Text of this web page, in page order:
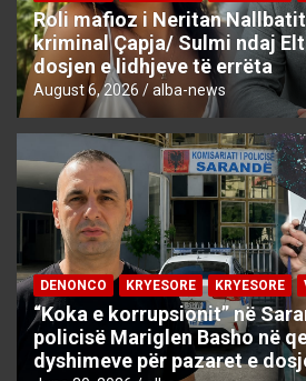
Roli mafioz i Neritan
kriminal Çapja/ Sulmi ndaj
dosjen e lidhjeve të errëta
August 6, 2026 alba-news
DENONCO KRYESORE KRYESORE
“Koka e korrupsionit” në
policisë Mariglen Basho në
dyshimeve për pazaret e